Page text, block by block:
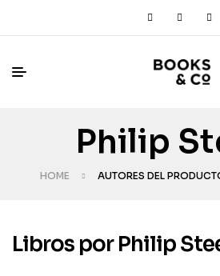
Philip
HOME AUTORES DEL
Libros por Philip